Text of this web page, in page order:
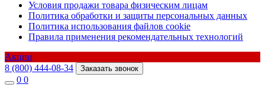
Условия продажи товара физическим лицам
Политика обработки и защиты персональных данных
Политика использования файлов cookie
Правила применения рекомендательных технологий
Акции
8 (800) 444-08-34
Заказать звонок
0 0